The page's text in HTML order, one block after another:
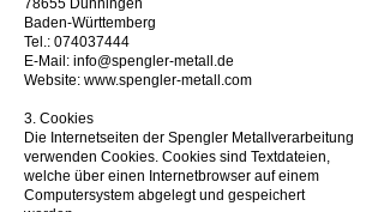
78655 Dunningen
Baden-Württemberg
Tel.: 074037444
E-Mail: info@spengler-metall.de
Website: www.spengler-metall.com
3. Cookies
Die Internetseiten der Spengler Metallverarbeitung
verwenden Cookies. Cookies sind Textdateien,
welche über einen Internetbrowser auf einem
Computersystem abgelegt und gespeichert